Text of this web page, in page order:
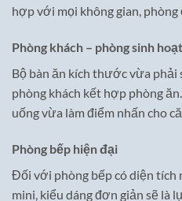
hợp với mọi không gian, phòng
Phòng khách – phòng sinh
Bộ bàn ăn kích thước vừa
phòng khách kết hợp phòng
uống vừa làm điểm nhấn cho
Phòng bếp hiện đại
Đối với phòng bếp có diện tích
mini, kiểu dáng đơn giản sẽ là